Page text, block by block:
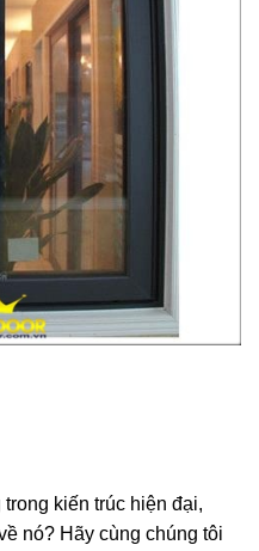
kiến trúc hiện đại,
nó? Hãy cùng chúng tôi